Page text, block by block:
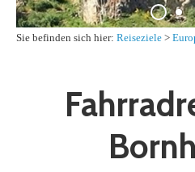
Sie befinden sich hier: Reiseziele >